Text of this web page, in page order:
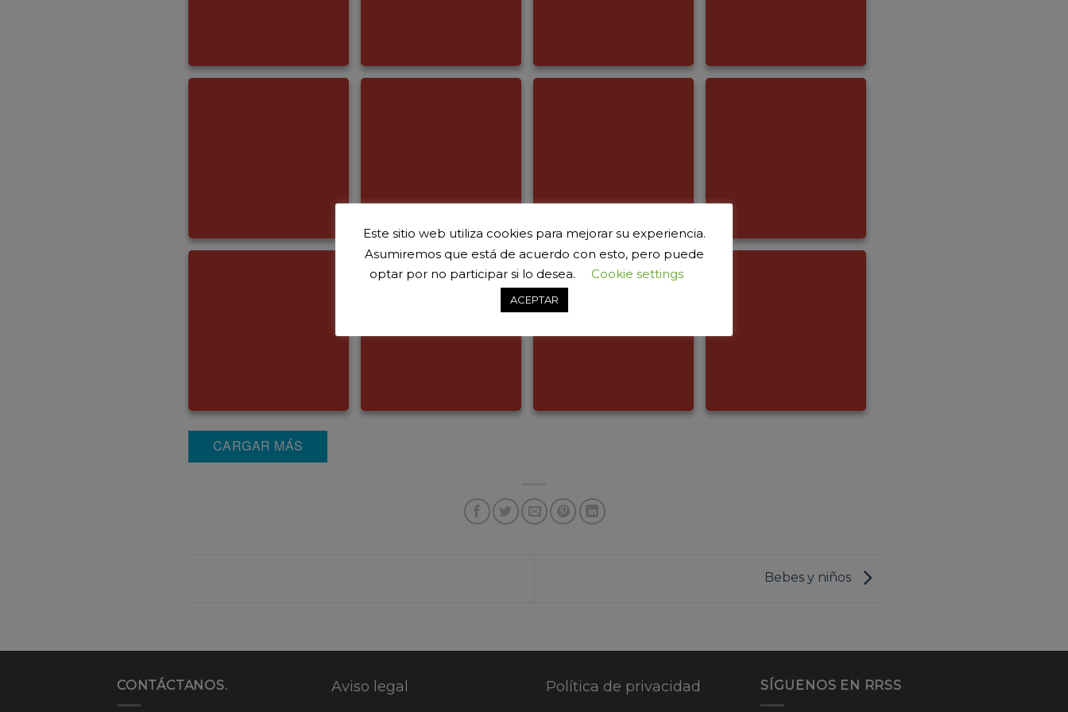
CARGAR MÁS
Bebes y niños
CONTÁCTANOS. Aviso legal Política de privacidad SÍGUENOS EN RRSS
Este sitio web utiliza cookies para mejorar su experiencia.
Asumiremos que está de acuerdo con esto, pero puede
optar por no participar si lo desea.
Cookie settings
ACEPTAR